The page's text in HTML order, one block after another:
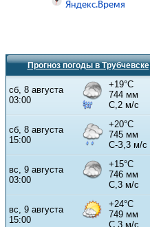
Прогноз погоды в Трубчевске